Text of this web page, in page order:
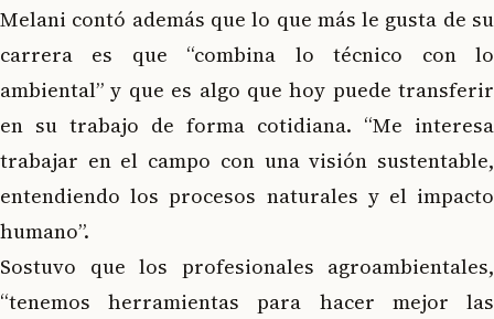
Melani contó además que lo que más le gusta de su
carrera es que “combina lo técnico con lo
ambiental” y que es algo que hoy puede transferir
en su trabajo de forma cotidiana. “Me interesa
trabajar en el campo con una visión sustentable,
entendiendo los procesos naturales y el impacto
humano”.
Sostuvo que los profesionales agroambientales,
“tenemos herramientas para hacer mejor las